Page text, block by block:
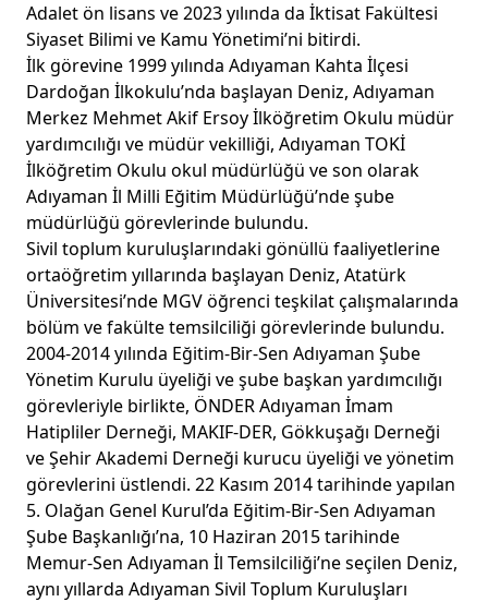
Adalet ön lisans ve 2023 yılında da İktisat Fakültesi
Siyaset Bilimi ve Kamu Yönetimi’ni bitirdi.
İlk görevine 1999 yılında Adıyaman Kahta İlçesi
Dardoğan İlkokulu’nda başlayan Deniz, Adıyaman
Merkez Mehmet Akif Ersoy İlköğretim Okulu müdür
yardımcılığı ve müdür vekilliği, Adıyaman TOKİ
İlköğretim Okulu okul müdürlüğü ve son olarak
Adıyaman İl Milli Eğitim Müdürlüğü’nde şube
müdürlüğü görevlerinde bulundu.
Sivil toplum kuruluşlarındaki gönüllü faaliyetlerine
ortaöğretim yıllarında başlayan Deniz, Atatürk
Üniversitesi’nde MGV öğrenci teşkilat çalışmalarında
bölüm ve fakülte temsilciliği görevlerinde bulundu.
2004-2014 yılında Eğitim-Bir-Sen Adıyaman Şube
Yönetim Kurulu üyeliği ve şube başkan yardımcılığı
görevleriyle birlikte, ÖNDER Adıyaman İmam
Hatipliler Derneği, MAKIF-DER, Gökkuşağı Derneği
ve Şehir Akademi Derneği kurucu üyeliği ve yönetim
görevlerini üstlendi. 22 Kasım 2014 tarihinde yapılan
5. Olağan Genel Kurul’da Eğitim-Bir-Sen Adıyaman
Şube Başkanlığı’na, 10 Haziran 2015 tarihinde
Memur-Sen Adıyaman İl Temsilciliği’ne seçilen Deniz,
aynı yıllarda Adıyaman Sivil Toplum Kuruluşları